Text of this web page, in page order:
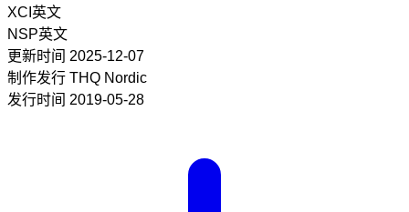
XCI 英文
NSP英文
更新时间 2025-12-07
制作发行 THQ Nordic
发行时间 2019-05-28